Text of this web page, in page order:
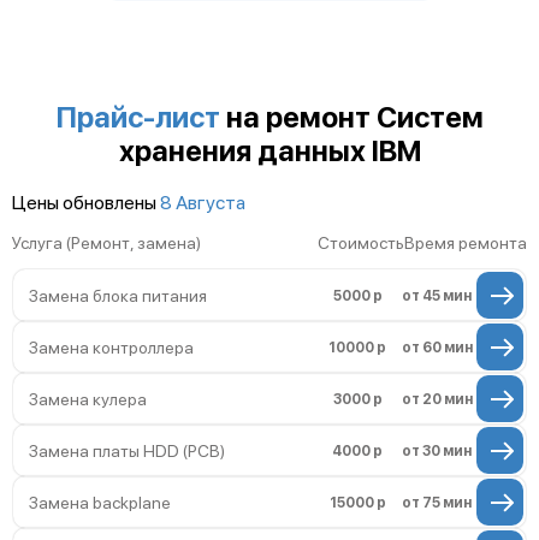
Неисправность системы мониторинга
Неисправность индикаторов
Повреждение печатной платы
Неисправность системы управления
Проблемы с заземлением
Неисправность системы
Повреждение кабелей подключения
Неисправность системы шифрования
Прайс-лист на ремонт Систем
хранения данных IBM
Цены обновлены8 Августа
Услуга (Ремонт, замена) СтоимостьВремя ремонта
Замена блока питания 5000 р от 45 мин
Замена контроллера 10000 р от 60 мин
Замена кулера 3000 р от 20 мин
Замена платы HDD (PCB) 4000 р от 30 мин
Замена backplane 15000 р от 75 мин